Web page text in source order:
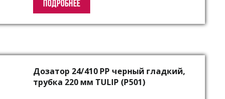
ПОДРОБНЕЕ
Дозатор 24/410 PP черный гладкий,
трубка 220 мм TULIP (P501)